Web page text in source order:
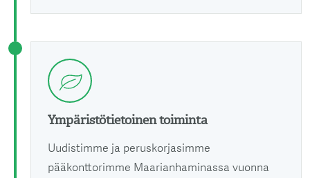
Ympäristötietoinen toiminta
Uudistimme ja peruskorjasimme
pääkonttorimme Maarianhaminassa vuonna